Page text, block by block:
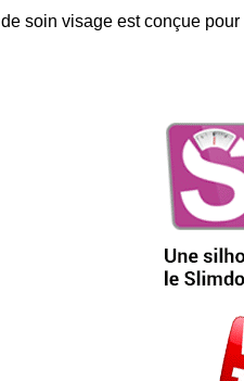
de soin visage est conçue